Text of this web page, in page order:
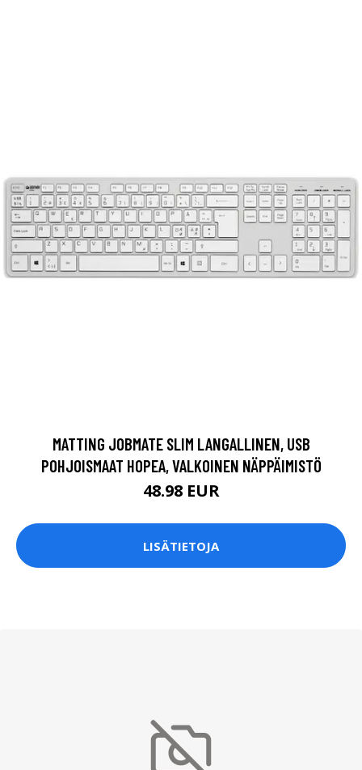
MATTING JOBMATE SLIM LANGALLINEN, USB
POHJOISMAAT HOPEA, VALKOINEN NÄPPÄIMISTÖ
48.98 EUR
LISÄTIETOJA